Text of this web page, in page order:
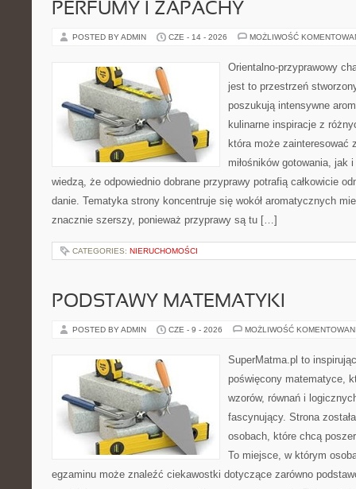
PERFUMY I ZAPACHY
POSTED BY ADMIN CZE - 14 - 2026 MOŻLIWOŚĆ
Orientalno-przyprawowy
jest to przestrzeń
poszukują intensywne
kulinarne inspiracje z
która może zainteresować
miłośników gotowania, jak
wiedzą, że odpowiednio dobrane przyprawy potrafią całkowicie
danie. Tematyka strony koncentruje się wokół aromatycznych
znacznie szerszy, ponieważ przyprawy są tu […]
CATEGORIES: NIERUCHOMOŚCI
PODSTAWY MATEMATYKI
POSTED BY ADMIN CZE - 9 - 2026 MOŻLIWOŚĆ
SuperMatma.pl to
poświęcony matematyce,
wzorów, równań i
fascynujący. Strona
osobach, które chcą
To miejsce, w którym
egzaminu może znaleźć ciekawostki dotyczące zarówno